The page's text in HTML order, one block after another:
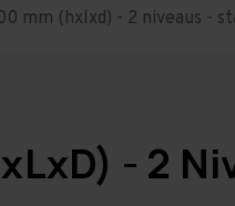
mm (hxlxd) - 2 niveaus -
- 2